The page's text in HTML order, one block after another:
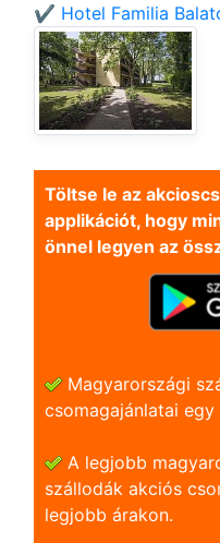
✔️ Hotel Familia
Töltse le az
applikációt, hogy
önnel legyen az
Magyarországi
csomagajánlatai egy
A legjobb
szállodák akciós
legjobb árakon.